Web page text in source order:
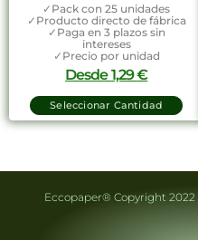
✓Pack con 25 unidades
✓Producto directo de fábrica
✓Paga en 3 plazos sin
intereses
✓Precio por unidad
Desde1,29€
Seleccionar Cantidad
Eccopaper® Copyright 2022